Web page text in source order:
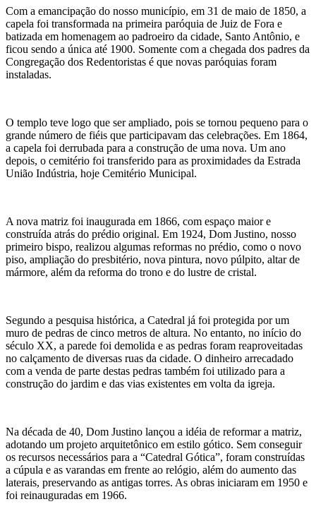
Com a emancipação do nosso município, em 31 de maio de 1850, a
capela foi transformada na primeira paróquia de Juiz de Fora e
batizada em homenagem ao padroeiro da cidade, Santo Antônio, e
ficou sendo a única até 1900. Somente com a chegada dos padres da
Congregação dos Redentoristas é que novas paróquias foram
instaladas.
O templo teve logo que ser ampliado, pois se tornou pequeno para o
grande número de fiéis que participavam das celebrações. Em 1864,
a capela foi derrubada para a construção de uma nova. Um ano
depois, o cemitério foi transferido para as proximidades da Estrada
União Indústria, hoje Cemitério Municipal.
A nova matriz foi inaugurada em 1866, com espaço maior e
construída atrás do prédio original. Em 1924, Dom Justino, nosso
primeiro bispo, realizou algumas reformas no prédio, como o novo
piso, ampliação do presbitério, nova pintura, novo púlpito, altar de
mármore, além da reforma do trono e do lustre de cristal.
Segundo a pesquisa histórica, a Catedral já foi protegida por um
muro de pedras de cinco metros de altura. No entanto, no início do
século XX, a parede foi demolida e as pedras foram reaproveitadas
no calçamento de diversas ruas da cidade. O dinheiro arrecadado
com a venda de parte destas pedras também foi utilizado para a
construção do jardim e das vias existentes em volta da igreja.
Na década de 40, Dom Justino lançou a idéia de reformar a matriz,
adotando um projeto arquitetônico em estilo gótico. Sem conseguir
os recursos necessários para a “Catedral Gótica”, foram construídas
a cúpula e as varandas em frente ao relógio, além do aumento das
laterais, preservando as antigas torres. As obras iniciaram em 1950 e
foi reinauguradas em 1966.